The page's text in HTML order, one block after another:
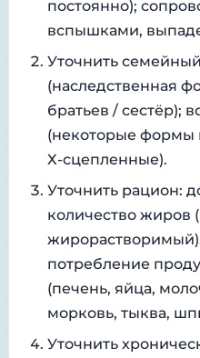
постоянно);
вспышками,
Уточнить
(наследственная
братьев / сестёр);
(некоторые формы
Х-сцепленные).
Уточнить рацион:
количество жиров
потребление
(печень, яйца,
морковь, тыква,
Уточнить